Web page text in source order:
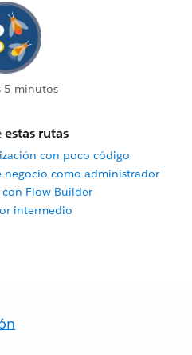
5 minutos
estas rutas
con poco código
negocio como administrador
Flow Builder
intermedio